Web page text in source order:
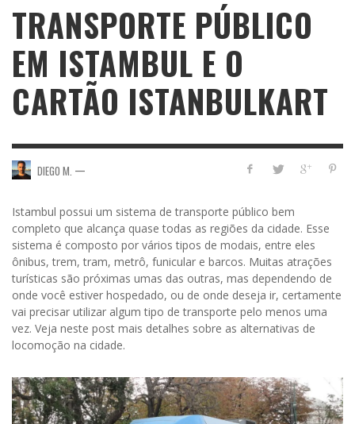
TRANSPORTE PÚBLICO
EM ISTAMBUL E O
CARTÃO ISTANBULKART
DIEGO M. —
Istambul possui um sistema de transporte público bem
completo que alcança quase todas as regiões da cidade. Esse
sistema é composto por vários tipos de modais, entre eles
ônibus, trem, tram, metrô, funicular e barcos. Muitas atrações
turísticas são próximas umas das outras, mas dependendo de
onde você estiver hospedado, ou de onde deseja ir, certamente
vai precisar utilizar algum tipo de transporte pelo menos uma
vez. Veja neste post mais detalhes sobre as alternativas de
locomoção na cidade.